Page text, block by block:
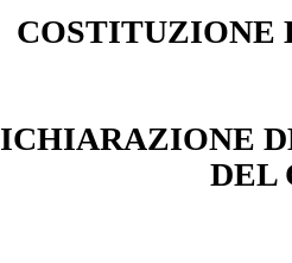
COSTITUZIONE
DEL